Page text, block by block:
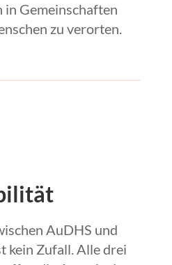
in Gemeinschaften
zu verorten.
AuDHS und
kein Zufall. Alle drei